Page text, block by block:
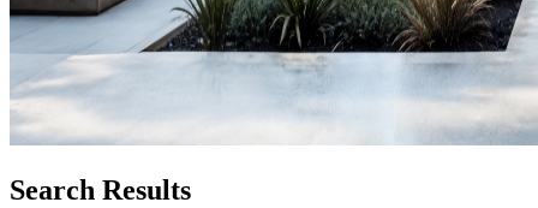
Search Results